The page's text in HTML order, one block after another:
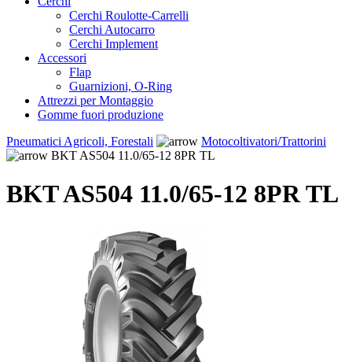
Cerchi Roulotte-Carrelli
Cerchi Autocarro
Cerchi Implement
Accessori
Flap
Guarnizioni, O-Ring
Attrezzi per Montaggio
Gomme fuori produzione
Pneumatici Agricoli, Forestali
Motocoltivatori/Trattorini
BKT AS504 11.0/65-12 8PR TL
BKT AS504 11.0/65-12 8PR TL